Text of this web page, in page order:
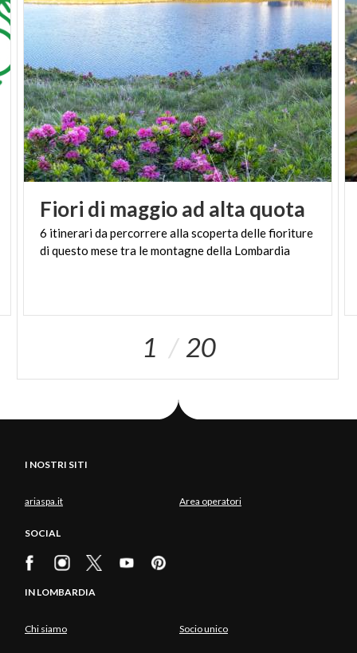
Fiori di maggioad alta quota
6 itineraridapercorrereallascopertadellefioriture
diquesto mesetra lemontagnedella Lombardia
1 20
I NOSTRI SITI
ariaspa.it Area operatori
SOCIAL
IN LOMBARDIA
Chi siamo Socio unico